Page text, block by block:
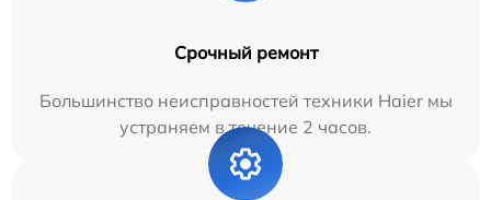
Срочный ремонт
Большинство неисправностей техники Haier мы
устраняем в течение 2 часов.